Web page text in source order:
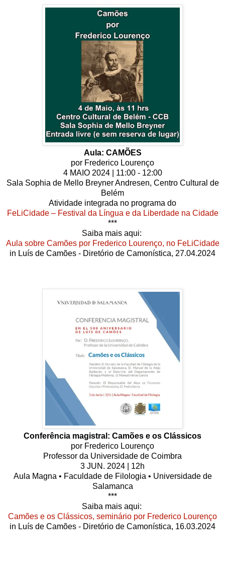
Aula: CAMÕES
por Frederico Lourenço
4 MAIO 2024 | 11:00 - 12:00
Sala Sophia de Mello Breyner Andresen, Centro Cultural de
Belém
Atividade integrada no programa do
FeLiCidade – Festival da Língua e da Liberdade na Cidade
***
Saiba mais aqui:
Aula sobre Camões por Frederico Lourenço, no FeLiCidade
in Luís de Camões - Diretório de Camonística, 27.04.2024
Conferência magistral: Camões e os Clássicos
por Frederico Lourenço
Professor da Universidade de Coimbra
3 JUN. 2024 | 12h
Aula Magna • Faculdade de Filologia • Universidade de
Salamanca
***
Saiba mais aqui:
Camões e os Clássicos, seminário por Frederico Lourenço
in Luís de Camões - Diretório de Camonística, 16.03.2024